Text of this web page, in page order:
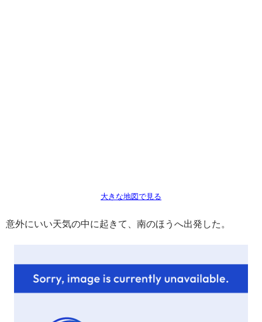
大きな地図で見る
意外にいい天気の中に起きて、南のほうへ出発した。